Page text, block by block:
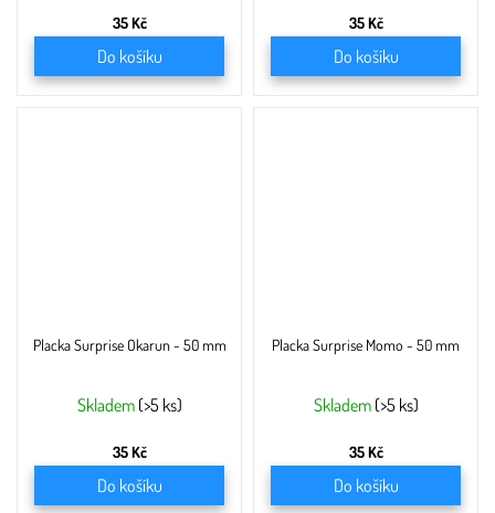
35 Kč
Do košíku
35 Kč
Do košíku
Placka Surprise Okarun - 50 mm
Skladem (>5 ks)
35 Kč
Do košíku
Placka Surprise Momo - 50 mm
Skladem (>5 ks)
35 Kč
Do košíku